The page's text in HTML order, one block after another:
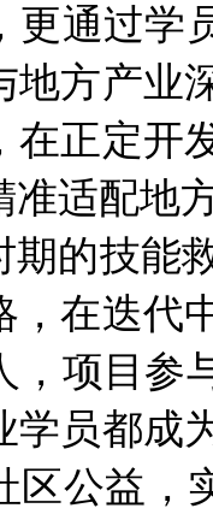
更通过学
地方产业
在正定开
准适配地
期的技能
，在迭代
，项目
学员都成
区公益，